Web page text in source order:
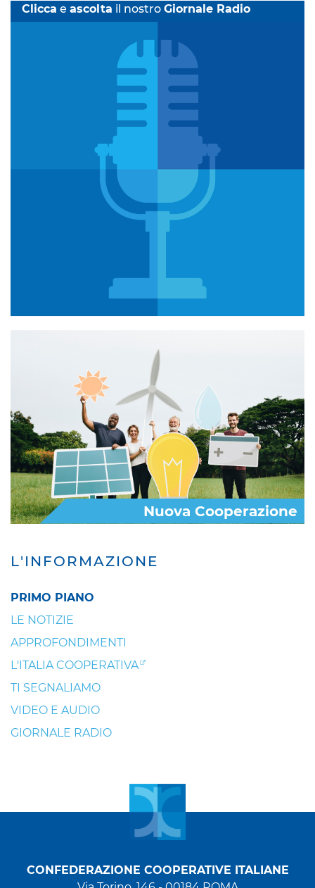
L'INFORMAZIONE
PRIMO PIANO
LE NOTIZIE
APPROFONDIMENTI
L'ITALIA COOPERATIVA
TI SEGNALIAMO
VIDEO E AUDIO
GIORNALE RADIO
Clicca e ascolta il nostro Giornale Radio
Nuova Cooperazione
CONFEDERAZIONE COOPERATIVE ITALIANE